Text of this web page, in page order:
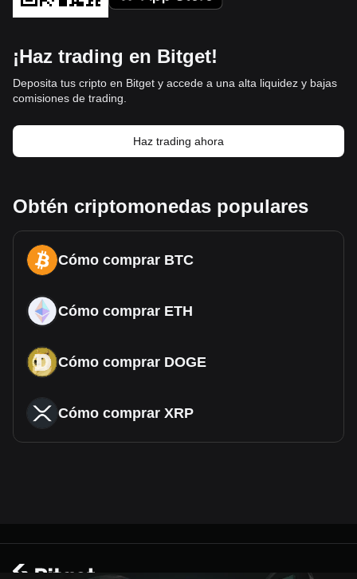
¡Haz trading en Bitget!
Deposita tus cripto en Bitget y accede a una alta liquidez y bajas
comisiones de trading.
Haz trading ahora
Obtén criptomonedas populares
Cómo comprar BTC
Cómo comprar ETH
Cómo comprar DOGE
Cómo comprar XRP